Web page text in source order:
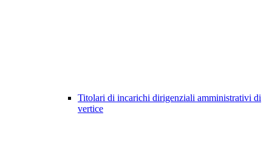
Titolari di incarichi dirigenziali amministrativi di
vertice